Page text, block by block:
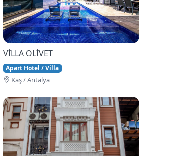
VİLLA OLİVET
Apart Hotel / Villa
Kaş / Antalya